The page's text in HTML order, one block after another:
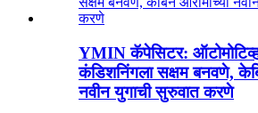
YMIN कॅपेसिटर:
कंडिशनिंगला सक्षम बनवणे,
नवीन युगाची सुरुवात करणे